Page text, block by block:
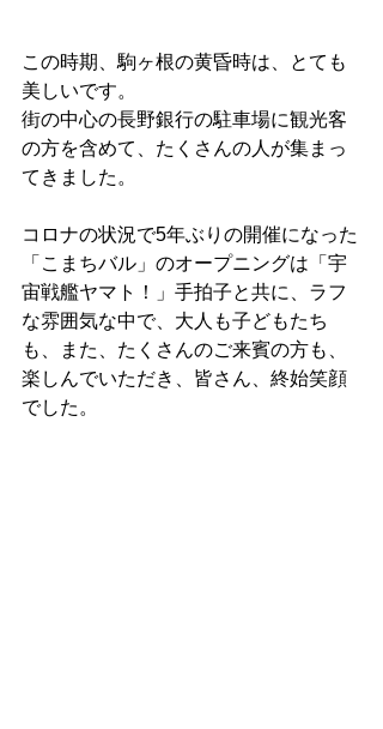
この時期、駒ヶ根の黄昏時は、とても
美しいです。
街の中心の長野銀行の駐車場に観光客
の方を含めて、たくさんの人が集まっ
てきました。
コロナの状況で5年ぶりの開催になった
「こまちバル」のオープニングは「宇
宙戦艦ヤマト！」手拍子と共に、ラフ
な雰囲気な中で、大人も子どもたち
も、また、たくさんのご来賓の方も、
楽しんでいただき、皆さん、終始笑顔
でした。